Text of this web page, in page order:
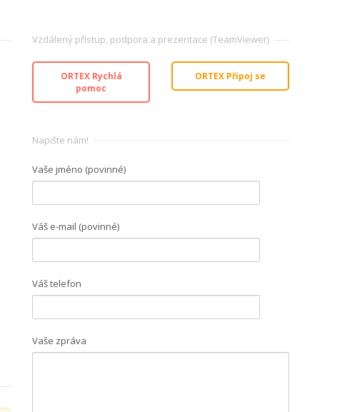
Vzdálený přístup, podpora a prezentace (TeamViewer)
ORTEX Rychlá
pomoc
ORTEX Připoj se
Napište nám!
Vaše jméno (povinné)
Váš e-mail (povinné)
Váš telefon
Vaše zpráva